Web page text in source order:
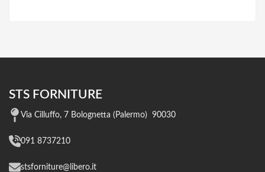
STS FORNITURE
Via Cilluffo, 7 Bolognetta (Palermo) 90030
091 8737210
stsforniture@libero.it